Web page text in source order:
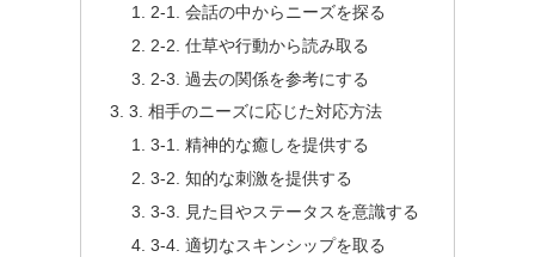
2-1. 会話の中からニーズを探る
2-2. 仕草や行動から読み取る
2-3. 過去の関係を参考にする
3. 相手のニーズに応じた対応方法
3-1. 精神的な癒しを提供する
3-2. 知的な刺激を提供する
3-3. 見た目やステータスを意識する
3-4. 適切なスキンシップを取る